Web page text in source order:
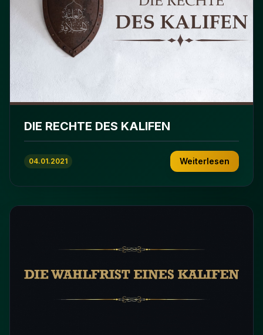
DIE RECHTE DES KALIFEN
04.01.2021 Weiterlesen